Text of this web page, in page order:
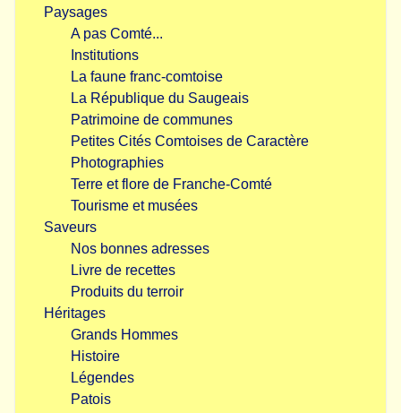
Paysages
A pas Comté...
Institutions
La faune franc-comtoise
La République du Saugeais
Patrimoine de communes
Petites Cités Comtoises de Caractère
Photographies
Terre et flore de Franche-Comté
Tourisme et musées
Saveurs
Nos bonnes adresses
Livre de recettes
Produits du terroir
Héritages
Grands Hommes
Histoire
Légendes
Patois